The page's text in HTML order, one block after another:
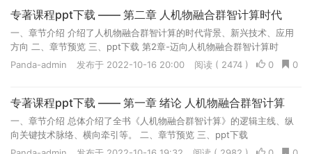
专著课程ppt下载 —— 第二章 人机物融合群智计算时代
一、章节介绍 介绍了人机物融合群智计算的时代背景、新兴技术、应用
方向 二、章节预览 三、ppt下载 第2章-迈向人机物融合群智计算时
代.pptx
0
0
Panda-admin 发布于 2022-10-16 20:00 阅读 ( 2474 )
专著课程ppt下载 —— 第一章 绪论 人机物融合群智计算
一、章节介绍 总体介绍了全书《人机物融合群智计算》的逻辑主线、纵
向关键技术脉络、横向牵引等。 二、章节预览 三、ppt下载